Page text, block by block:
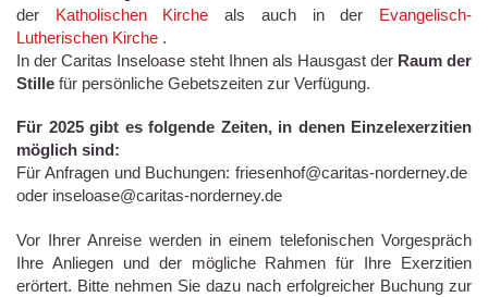
der Katholischen Kirche als auch in der Evangelisch-
Lutherischen Kirche .
In der Caritas Inseloase steht Ihnen als Hausgast der Raum der
Stille für persönliche Gebetszeiten zur Verfügung.
Für 2025 gibt es folgende Zeiten, in denen Einzelexerzitien
möglich sind:
Für Anfragen und Buchungen: friesenhof@caritas-norderney.de
oder inseloase@caritas-norderney.de
Vor Ihrer Anreise werden in einem telefonischen Vorgespräch
Ihre Anliegen und der mögliche Rahmen für Ihre Exerzitien
erörtert. Bitte nehmen Sie dazu nach erfolgreicher Buchung zur